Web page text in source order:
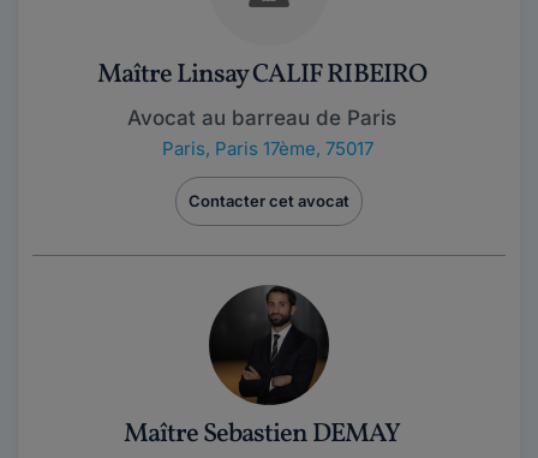
Maître Linsay CALIF RIBEIRO
Avocat au barreau de Paris
Paris, Paris 17ème, 75017
Contacter cet avocat
Maître Sebastien DEMAY